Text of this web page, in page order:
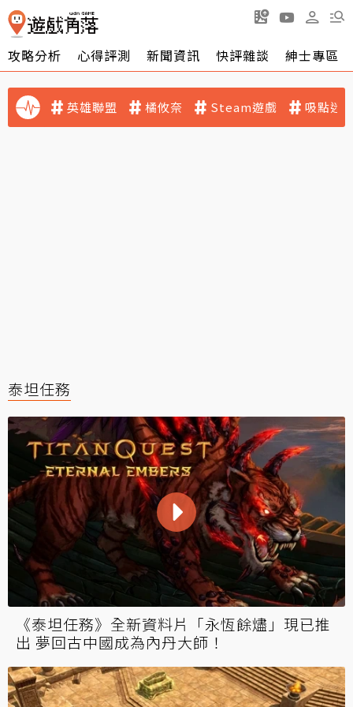
攻略分析 心得評測 新聞資訊 快評雜談 紳士專區
英雄聯盟 橘攸奈 Steam遊戲 吸點迷
泰坦任務
《泰坦任務》全新資料片「永恆餘燼」現已推
出 夢回古中國成為內丹大師！